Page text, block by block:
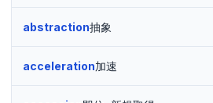
abstraction抽象
acceleration加速